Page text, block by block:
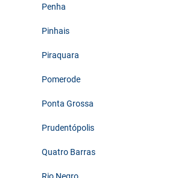
Penha
Pinhais
Piraquara
Pomerode
Ponta Grossa
Prudentópolis
Quatro Barras